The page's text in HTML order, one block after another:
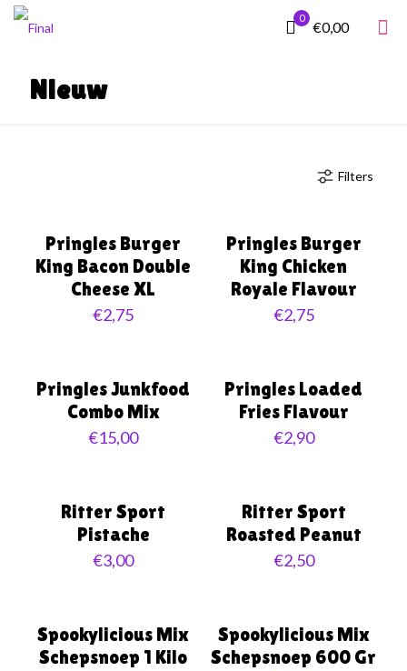
0
€0,00
Nieuw
Filters
Pringles Burger
King Bacon Double
Cheese XL
€2,75
Pringles Burger
King Chicken
Royale Flavour
€2,75
Pringles Junkfood
Combo Mix
€15,00
Pringles Loaded
Fries Flavour
€2,90
Ritter Sport
Pistache
€3,00
Ritter Sport
Roasted Peanut
€2,50
Spookylicious Mix
Schepsnoep 1 Kilo
Spookylicious Mix
Schepsnoep 600 Gr